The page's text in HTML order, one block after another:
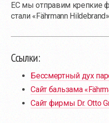
ЕС мы отправим крепкие
стали «Fährmann
Ссылки:
Бессмертный дух
Сайт бальзама
Сайт фирмы Dr. Otto